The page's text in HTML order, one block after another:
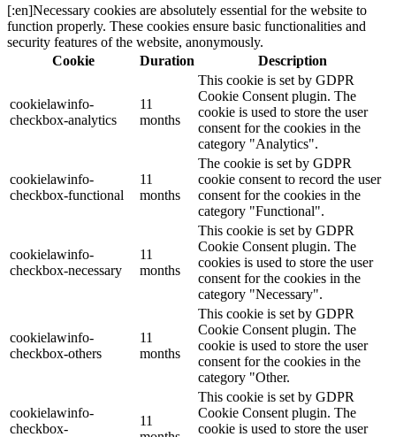
[:en]Necessary cookies are absolutely essential for the website to
function properly. These cookies ensure basic functionalities and
security features of the website, anonymously.
Cookie
Duration Description
cookielawinfo-
checkbox-analytics
11
months
This cookie is set by GDPR
Cookie Consent plugin. The
cookie is used to store the user
consent for the cookies in the
category "Analytics".
cookielawinfo-
checkbox-functional
11
months
The cookie is set by GDPR
cookie consent to record the user
consent for the cookies in the
category "Functional".
cookielawinfo-
checkbox-necessary
11
months
This cookie is set by GDPR
Cookie Consent plugin. The
cookies is used to store the user
consent for the cookies in the
category "Necessary".
cookielawinfo-
checkbox-others
11
months
This cookie is set by GDPR
Cookie Consent plugin. The
cookie is used to store the user
consent for the cookies in the
category "Other.
cookielawinfo-
checkbox-
11
This cookie is set by GDPR
Cookie Consent plugin. The
cookie is used to store the user